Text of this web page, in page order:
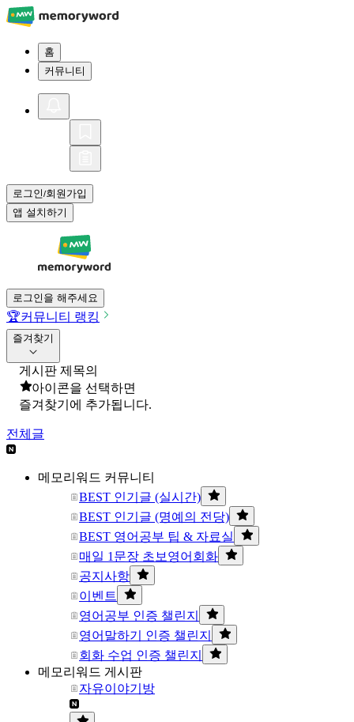
홈
커뮤니티
로그인/회원가입
앱 설치하기
로그인을 해주세요
🏆커뮤니티 랭킹
즐겨찾기
게시판 제목의
아이콘을 선택하면
즐겨찾기에 추가됩니다.
전체글
메모리워드 커뮤니티
BEST 인기글 (실시간)
BEST 인기글 (명예의 전당)
BEST 영어공부 팁 & 자료실
매일 1문장 초보영어회화
공지사항
이벤트
영어공부 인증 챌린지
영어말하기 인증 챌린지
회화 수업 인증 챌린지
메모리워드 게시판
자유이야기방